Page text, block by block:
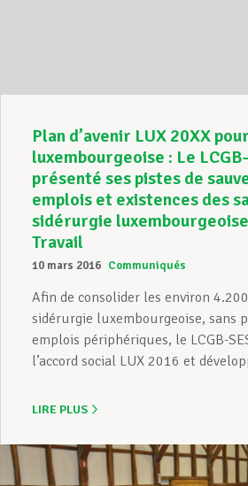
Plan d’avenir LUX 20XX
luxembourgeoise : Le
présenté ses pistes de
emplois et existences des
sidérurgie
Travail
10 mars 2016 Communiqués
Afin de consolider les environ
sidérurgie luxembourgeoise, sans
emplois périphériques, le LCGB-
l’accord social LUX 2016 et
LIRE PLUS